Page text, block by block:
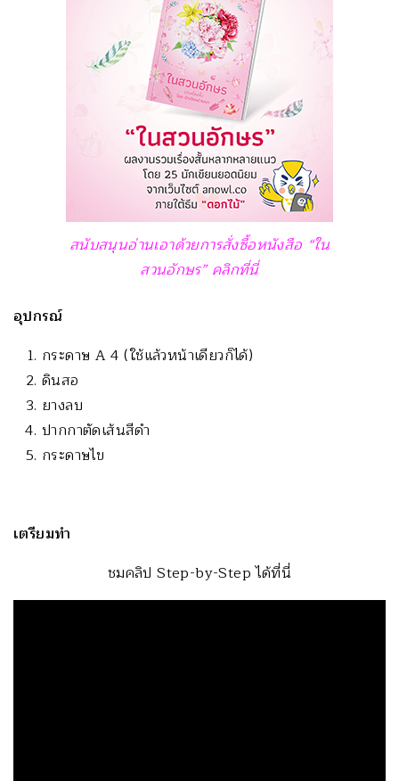
สนับสนุนอ่านเอาด้วยการสั่งซื้อหนังสือ “ใน
สวนอักษร” คลิกที่นี่
อุปกรณ์
กระดาษ A 4 (ใช้แล้วหน้าเดียวก็ได้)
ดินสอ
ยางลบ
ปากกาตัดเส้นสีดำ
กระดาษไข
เตรียมทำ
ชมคลิป Step-by-Step ได้ที่นี่